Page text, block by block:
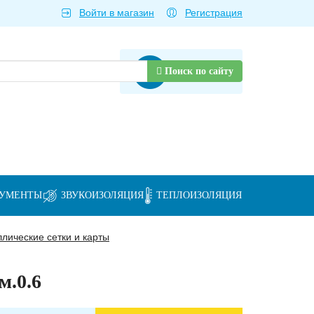
ЗВУКОИЗОЛЯЦИЯ ТЕПЛОИЗОЛЯЦИЯ
Войти в магазин Регистрация
Товаров нет
Поиск по сайту
сетки и карты